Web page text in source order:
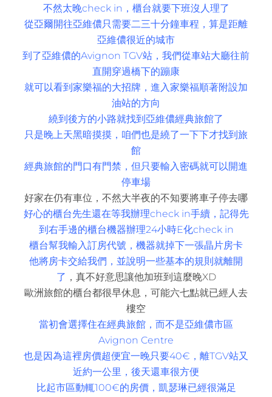
不然太晚check in，櫃台就要下班沒人理了
從亞爾開往亞維儂只需要二三十分鐘車程，算是距離
亞維儂很近的城市
到了亞維儂的Avignon TGV站，我們從車站大廳往前
直開穿過橋下的蹦康
就可以看到家樂福的大招牌，進入家樂福順著附設加
油站的方向
繞到後方的小路就找到亞維儂經典旅館了
只是晚上天黑暗摸摸，咱們也是繞了一下下才找到旅
館
經典旅館的門口有門禁，但只要輸入密碼就可以開進
停車場
好家在仍有車位，不然大半夜的不知要將車子停去哪
好心的櫃台先生還在等我辦理check in手續，記得先
到右手邊的櫃台機器辦理24小時E化check in
櫃台幫我輸入訂房代號，機器就掉下一張晶片房卡
他將房卡交給我們，並說明一些基本的規則就離開
了 ，真不好意思讓他加班到這麼晚XD
歐洲旅館的櫃台都很早休息，可能六七點就已經人去
樓空
當初會選擇住在經典旅館，而不是亞維儂市區
Avignon Centre
也是因為這裡房價超便宜一晚只要40€ ，離TGV站又
近約一公里，後天還車很方便
比起市區動輒100€的房價，凱瑟琳已經很滿足